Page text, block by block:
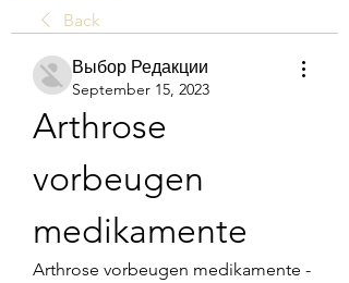
Back
Выбор Редакции
September 15, 2023
Arthrose
vorbeugen
medikamente
Arthrose vorbeugen medikamente -